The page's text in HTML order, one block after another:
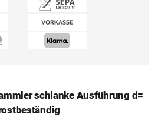
schlanke Ausführung d=